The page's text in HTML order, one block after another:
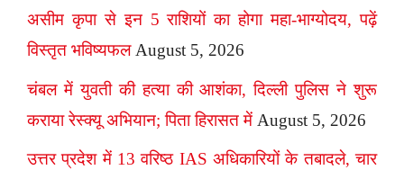
असीम कृपा से इन 5 राशियों का होगा महा-भाग्योदय, पढ़ें
विस्तृत भविष्यफल August 5, 2026
चंबल में युवती की हत्या की आशंका, दिल्ली पुलिस ने शुरू
कराया रेस्क्यू अभियान; पिता हिरासत में August 5, 2026
उत्तर प्रदेश में 13 वरिष्ठ IAS अधिकारियों के तबादले, चार